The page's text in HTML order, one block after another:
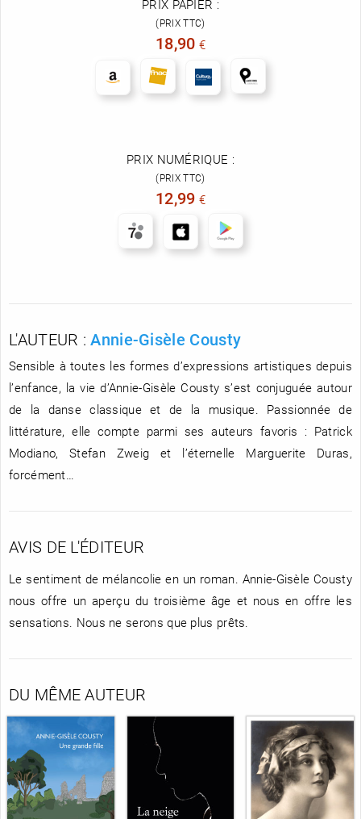
PRIX PAPIER :
(PRIX TTC)
18,90 €
PRIX NUMÉRIQUE :
(PRIX TTC)
12,99 €
L'AUTEUR :Annie-Gisèle Cousty
Sensible à toutes les formes d’expressions artistiques depuis
l’enfance, la vie d’Annie-Gisèle Cousty s’est conjuguée autour
de la danse classique et de la musique. Passionnée de
littérature, elle compte parmi ses auteurs favoris : Patrick
Modiano, Stefan Zweig et l’éternelle Marguerite Duras,
forcément…
AVIS DE L'ÉDITEUR
Le sentiment de mélancolie en un roman. Annie-Gisèle Cousty
nous offre un aperçu du troisième âge et nous en offre les
sensations. Nous ne serons que plus prêts.
DU MÊME AUTEUR